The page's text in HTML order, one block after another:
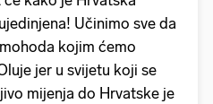
Učinimo sve da
kojim ćemo
jer u svijetu koji se
mijenja do Hrvatske je